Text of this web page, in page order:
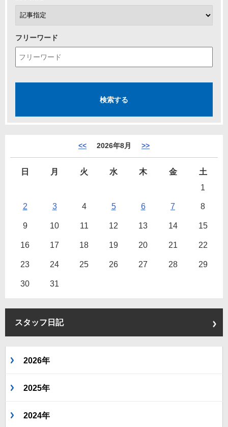
フリーワード
<< 2026年8月 >>
日 月 火 水 木 金
土
1
2 3 4 5 6 7 8
9 10 11 12 13 14 15
16 17 18 19 20 21 22
23 24 25 26 27 28 29
30 31
スタッフ日記
2026年
2025年
2024年